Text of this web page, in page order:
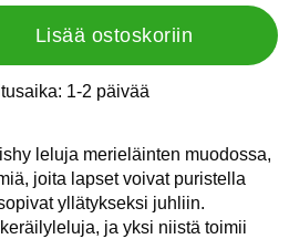
Lisää ostoskoriin
Varastossa
1-2 päivää
leluja merieläinten muodossa,
joita lapset voivat puristella
yllätykseksi juhliin.
ja yksi niistä toimii